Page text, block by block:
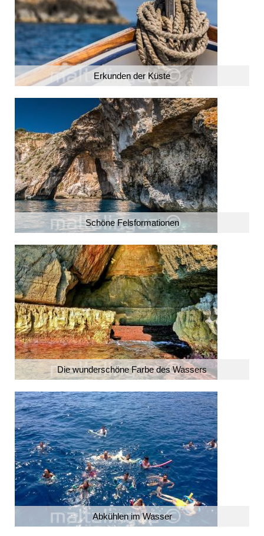
Erkunden der Küste
Schöne Felsformationen
Die wunderschöne Farbe des Wassers
Abkühlen im Wasser